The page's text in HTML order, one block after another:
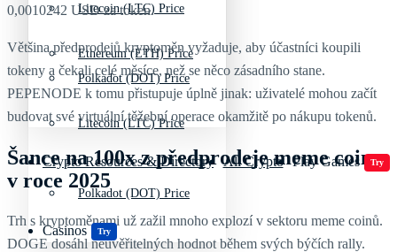
Litecoin (LTC) Price
Polkadot (DOT) Price
Crypto Resources & Directory All Crypto Play Games Try
Casinos Try
Ethereum (ETH) Price
Litecoin (LTC) Price
Polkadot (DOT) Price
0,0010242 USD za token.
Většina předprodejů kryptoměn vyžaduje, aby účastníci koupili
tokeny a čekali celé měsíce, než se něco zásadního stane.
PEPENODE k tomu přistupuje úplně jinak: uživatelé mohou začít
budovat své virtuální těžební operace okamžitě po nákupu tokenů.
Šance na 100x z předprodeje meme coinu
v roce 2025
Trh s kryptoměnami už zažil mnoho explozí v sektoru meme coinů.
DOGE dosáhl neuvěřitelných hodnot během svých býčích rally.